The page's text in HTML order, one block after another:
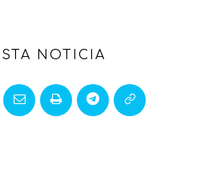
NOTICIA